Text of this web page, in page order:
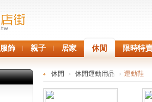
服飾 親子 居家 休閒 限時特
休閒 > 休閒運動用品 > 運動鞋